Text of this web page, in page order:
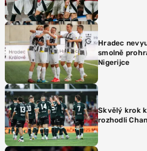
Hradec
smolně
Nigerijce
Skvělý krok
rozhodli